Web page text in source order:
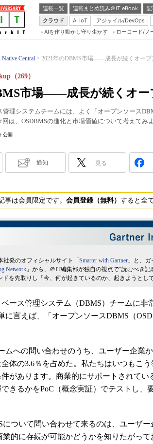
連載一覧 連載まとめ読み＠IT eBook
クラウド
AI IoT アジャイル/DevOps
AIを作り動かし守り生かす ローコード/ノ
Native Central 2021年のDBMS市場――成長が続くオープ
市場――成長が続くオー
（269）
管理システムチームには、よく「オープンソース
は、OSDBMSの進化と市場価値について考えてみよ
公開
通知 見る
事は会員限定です。 会員登録（無料） すると全
社発のオフィシャルサイト「 Smarter with Gartner」と、ガ
Network」から、＠IT編集部が独自の視点で“読むべき
ドを先取りし「今、何が起きているのか、起きようとし
ース管理システム（DBMS）チームに非
に言えば、「オープンソースDBMS（
ムへの問い合わせのうち、ユーザー企業
体の3.6％を占めた。私たちはいつもこ
があります。商業的にサポートされてい
きるかをPoC（概念実証）でテストし、
ついて問い合わせて来るのは、ユーザー
業的に存続が可能かどうかを知りたがっ